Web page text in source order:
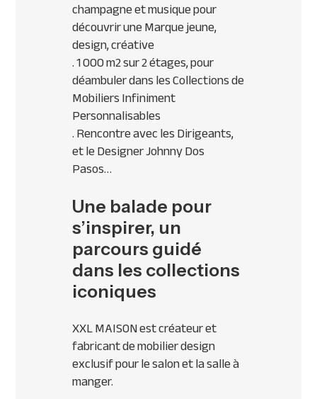
champagne et musique pour
découvrir une Marque jeune,
design, créative
. 1 000 m2 sur 2 étages, pour
déambuler dans les Collections de
Mobiliers Infiniment
Personnalisables
. Rencontre avec les Dirigeants,
et le Designer Johnny Dos
Pasos…
Une balade pour
s’inspirer, un
parcours guidé
dans les collections
iconiques
XXL MAISON est créateur et
fabricant de mobilier design
exclusif pour le salon et la salle à
manger.